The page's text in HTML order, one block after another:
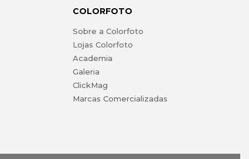
COLORFOTO
Sobre a Colorfoto
Lojas Colorfoto
Academia
Galeria
ClickMag
Marcas Comercializadas